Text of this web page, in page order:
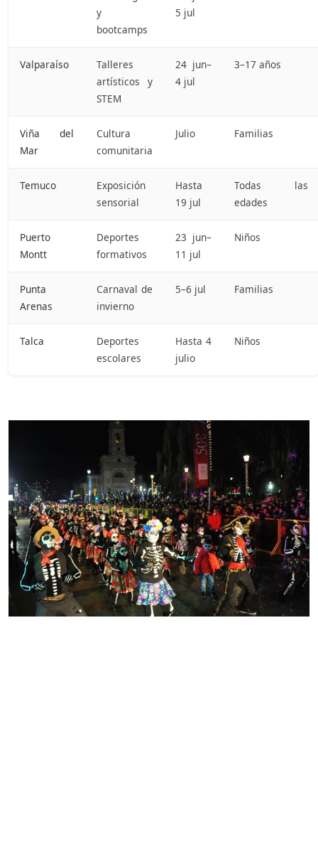
y
bootcamps
5 jul
Valparaíso
Talleres
artísticos y
STEM
24 jun–
4 jul
3–17 años
Viña del
Mar
Cultura
comunitaria
Julio Familias
Temuco
Exposición
sensorial
Hasta
19 jul
Todas las
edades
Puerto
Montt
Deportes
formativos
23 jun–
11 jul
Niños
Punta
Arenas
Carnaval de
invierno
5–6 jul Familias
Talca
Deportes
escolares
Hasta 4
julio
Niños